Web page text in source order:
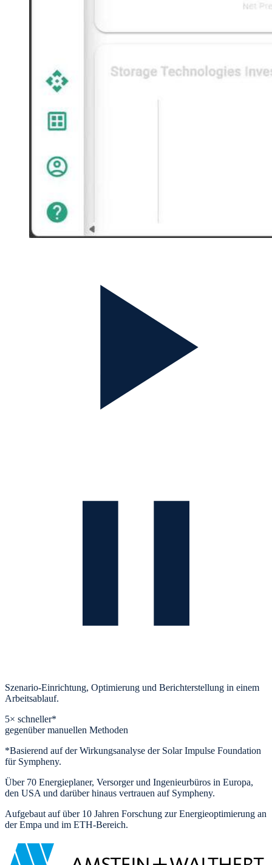
Szenario-Einrichtung, Optimierung und Berichterstellung in einem
Arbeitsablauf.
5× schneller*
gegenüber manuellen Methoden
*Basierend auf der Wirkungsanalyse der Solar Impulse Foundation
für Sympheny.
Über 70 Energieplaner, Versorger und Ingenieurbüros in Europa,
den USA und darüber hinaus vertrauen auf Sympheny.
Aufgebaut auf über 10 Jahren Forschung zur Energieoptimierung an
der Empa und im ETH-Bereich.